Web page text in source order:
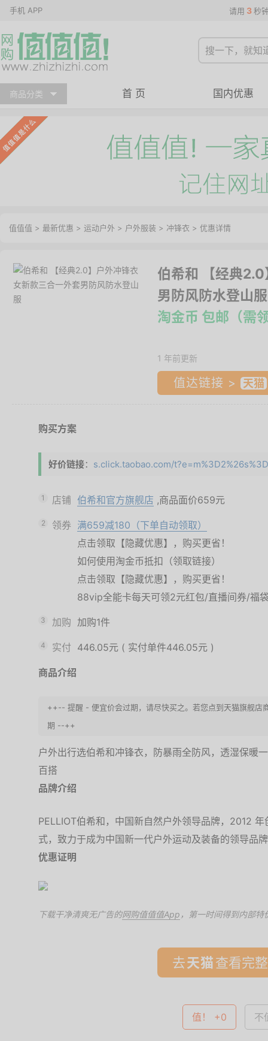
手机 APP 请用 3 秒
商品分类 首 页 国内优惠
值值值 > 最新优惠 > 运动户外 > 户外服装 > 冲锋衣 > 优惠详情
伯希和 【经典
男防风防水登山服
淘金币 包邮（需
1 年前更新
值达链接 >
购买方案
好价链接： s.click.taobao.com/
1 店铺 伯希和官方旗舰店 ,商品面价659元
2 领券 满659减180（下单自动领取）
点击领取【隐藏优惠】，购买更省！
如何使用淘金币抵扣（领取链接）
点击领取【隐藏优惠】，购买更省！
88vip全能卡每天可领2元红包/直播间券/福
3 加购 加购1件
4 实付 446.05元 ( 实付单件446.05元 )
商品介绍
++-- 提醒 - 便宜价会过期，请尽快买之。若您点到天猫旗舰店
期 --++
户外出行选伯希和冲锋衣，防暴雨全防风，透湿保暖
百搭
品牌介绍
PELLIOT伯希和，中国新自然户外领导品牌，2012
式，致力于成为中国新一代户外运动及装备的领导品
优惠证明
下载干净清爽无广告的网购值值值App ，第一时间得到内部特
去 查看完
值！ +0 不